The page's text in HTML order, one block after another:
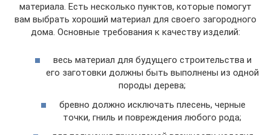
материала. Есть несколько пунктов, которые помогут
вам выбрать хороший материал для своего загородного
дома. Основные требования к качеству изделий:
весь материал для будущего строительства и
его заготовки должны быть выполнены из одной
породы дерева;
бревно должно исключать плесень, черные
точки, гниль и повреждения любого рода;